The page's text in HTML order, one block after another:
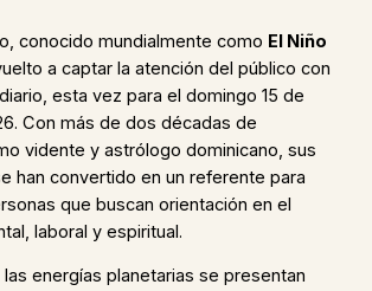
conocido mundialmente como El Niño
a captar la atención del público con
esta vez para el domingo 15 de
Con más de dos décadas de
vidente y astrólogo dominicano, sus
han convertido en un referente para
que buscan orientación en el
laboral y espiritual.
energías planetarias se presentan